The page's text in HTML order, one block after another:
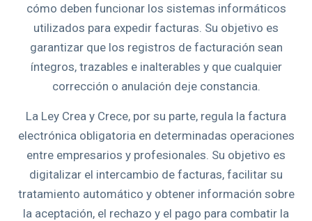
cómo deben funcionar los sistemas informáticos
utilizados para expedir facturas. Su objetivo es
garantizar que los registros de facturación sean
íntegros, trazables e inalterables y que cualquier
corrección o anulación deje constancia.
La Ley Crea y Crece, por su parte, regula la factura
electrónica obligatoria en determinadas operaciones
entre empresarios y profesionales. Su objetivo es
digitalizar el intercambio de facturas, facilitar su
tratamiento automático y obtener información sobre
la aceptación, el rechazo y el pago para combatir la